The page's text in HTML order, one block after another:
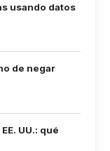
usando datos
de negar
UU.: qué